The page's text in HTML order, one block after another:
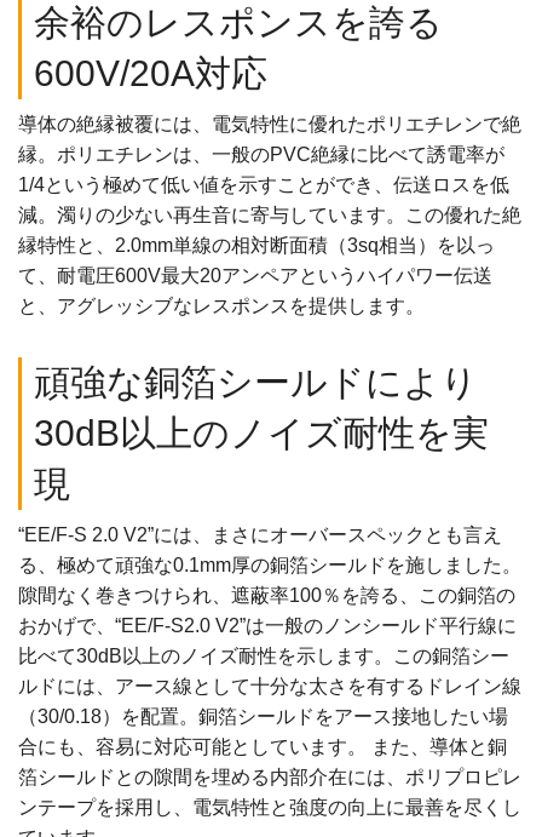
余裕のレスポンスを誇る
600V/20A対応
導体の絶縁被覆には、電気特性に優れたポリエチレンで絶
縁。ポリエチレンは、一般のPVC絶縁に比べて誘電率が
1/4という極めて低い値を示すことができ、伝送ロスを低
減。濁りの少ない再生音に寄与しています。この優れた絶
縁特性と、2.0mm単線の相対断面積（3sq相当）を以っ
て、耐電圧600V最大20アンペアというハイパワー伝送
と、アグレッシブなレスポンスを提供します。
頑強な銅箔シールドにより
30dB以上のノイズ耐性を実
現
“EE/F-S 2.0 V2”には、まさにオーバースペックとも言え
る、極めて頑強な0.1mm厚の銅箔シールドを施しました。
隙間なく巻きつけられ、遮蔽率100％を誇る、この銅箔の
おかげで、“EE/F-S2.0 V2”は一般のノンシールド平行線に
比べて30dB以上のノイズ耐性を示します。この銅箔シー
ルドには、アース線として十分な太さを有するドレイン線
（30/0.18）を配置。銅箔シールドをアース接地したい場
合にも、容易に対応可能としています。 また、導体と銅
箔シールドとの隙間を埋める内部介在には、ポリプロピレ
ンテープを採用し、電気特性と強度の向上に最善を尽くし